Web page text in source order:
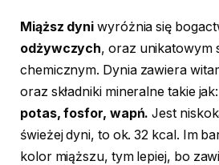
Miąższ dyni wyróżnia się
odżywczych, oraz unikatowym
chemicznym. Dynia zawiera
oraz składniki mineralne takie jak:
potas, fosfor, wapń. Jest
świeżej dyni, to ok. 32 kcal. Im
kolor miąższu, tym lepiej, bo